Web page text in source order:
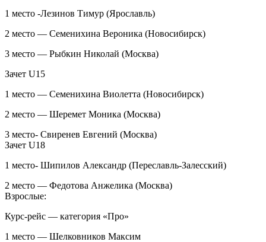
1 место -Лезинов Тимур (Ярославль)
2 место — Семенихина Вероника (Новосибирск)
3 место — Рыбкин Николай (Москва)
Зачет U15
1 место — Семенихина Виолетта (Новосибирск)
2 место — Шеремет Моника (Москва)
3 место- Свиренев Евгений (Москва)
Зачет U18
1 место- Шипилов Александр (Переславль-Залесский)
2 место — Федотова Анжелика (Москва)
Взрослые:
Курс-рейс — категория «Про»
1 место — Шелковников Максим